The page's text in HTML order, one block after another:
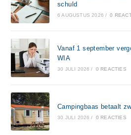
schuld
6 AUGUSTUS 2026 / 0
Vanaf 1 september
WIA
30 JULI 2026 / 0 REACTIES
Campingbaas betaalt
30 JULI 2026 / 0 REACTIES